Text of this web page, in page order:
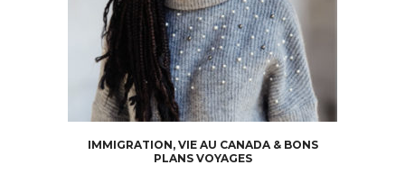
IMMIGRATION, VIE AU CANADA & BONS
PLANS VOYAGES